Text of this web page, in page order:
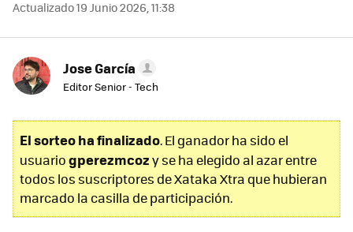
Actualizado 19 Junio 2026, 11:38
Jose García
Editor Senior - Tech
El sorteo ha finalizado. El ganador ha sido el
usuariogperezmcozy se ha elegido al azar entre
todos los suscriptores de Xataka Xtra que hubieran
marcado la casilla de participación.